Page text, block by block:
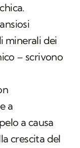
minerali dei
– scrivono
a
a causa
crescita del